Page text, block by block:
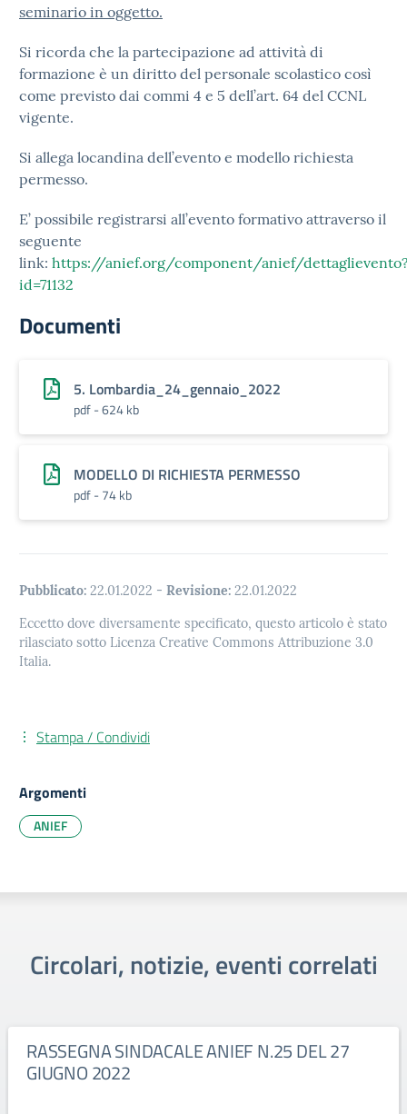
seminario in oggetto.
Si ricorda che la partecipazione ad attività di
formazione è un diritto del personale scolastico così
come previsto dai commi 4 e 5 dell’art. 64 del CCNL
vigente.
Si allega locandina dell’evento e modello richiesta
permesso.
E’ possibile registrarsi all’evento formativo attraverso il
seguente
link: https://anief.org/component/anief/
id=71132
Documenti
5. Lombardia_24_gennaio_2022
pdf - 624 kb
MODELLO DI RICHIESTA PERMESSO
pdf - 74 kb
Pubblicato: 22.01.2022 - Revisione: 22.01.2022
Eccetto dove diversamente specificato, questo articolo è stato
rilasciato sotto Licenza Creative Commons Attribuzione 3.0
Italia.
Stampa / Condividi
Argomenti
ANIEF
Circolari, notizie, eventi correlati
RASSEGNA SINDACALE ANIEF N.25 DEL 27
GIUGNO 2022